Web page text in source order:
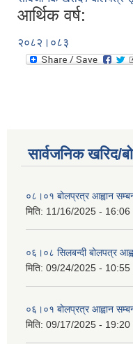
आर्थिक वर्ष:
२०८२।०८३
सार्वजनिक खरिद/
०८।०१ बोलप्रत्र आह्वान
मिति: 11/16/2025 - 16:06
०६।०८ सिलबन्दी बोलपत्र
मिति: 09/24/2025 - 10:55
०६।०१ बोलप्रत्र आह्वान
मिति: 09/17/2025 - 19:20